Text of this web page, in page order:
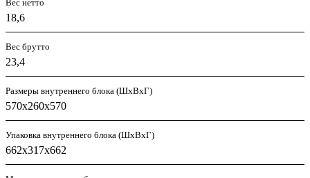
Вес нетто
18,6
Вес брутто
23,4
Размеры внутреннего блока (ШхВхГ)
570х260х570
Упаковка внутреннего блока (ШхВхГ)
662х317х662